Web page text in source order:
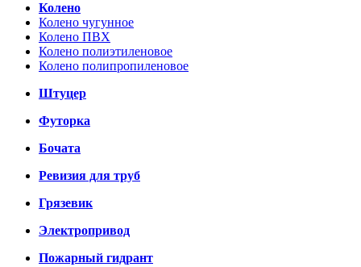
Колено
Колено чугунное
Колено ПВХ
Колено полиэтиленовое
Колено полипропиленовое
Штуцер
Футорка
Бочата
Ревизия для труб
Грязевик
Электропривод
Пожарный гидрант